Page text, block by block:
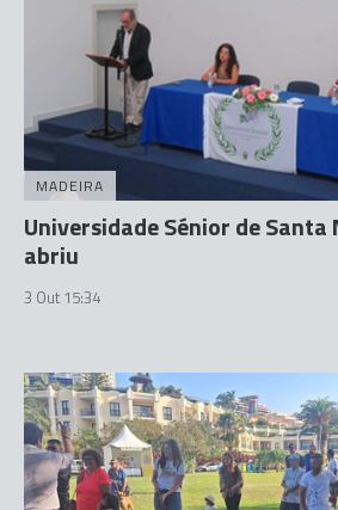
MADEIRA
Universidade Sénior de
abriu
3 Out 15:34